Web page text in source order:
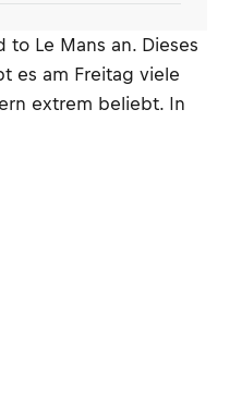
Le Mans an. Dieses
es am Freitag viele
extrem beliebt. In